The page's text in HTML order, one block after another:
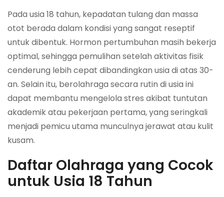
Pada usia 18 tahun, kepadatan tulang dan massa
otot berada dalam kondisi yang sangat reseptif
untuk dibentuk. Hormon pertumbuhan masih bekerja
optimal, sehingga pemulihan setelah aktivitas fisik
cenderung lebih cepat dibandingkan usia di atas 30-
an. Selain itu, berolahraga secara rutin di usia ini
dapat membantu mengelola stres akibat tuntutan
akademik atau pekerjaan pertama, yang seringkali
menjadi pemicu utama munculnya jerawat atau kulit
kusam.
Daftar Olahraga yang Cocok
untuk Usia 18 Tahun